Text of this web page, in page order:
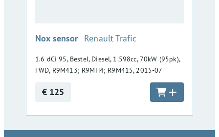
Nox sensor :Renault Trafic
1.6 dCi 95, Bestel, Diesel, 1.598cc, 70kW (95pk),
FWD, R9M413; R9MH4; R9M415, 2015-07
€ 125